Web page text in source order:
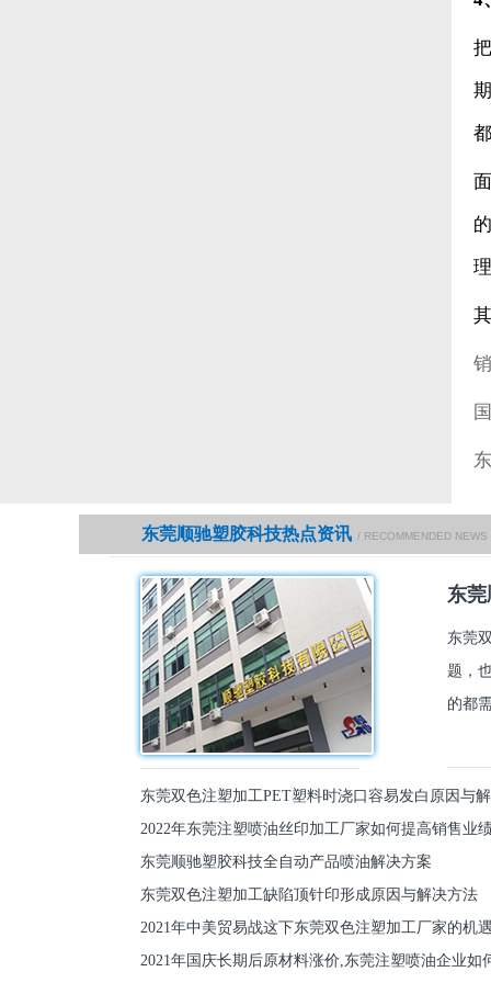
东莞顺驰塑胶科技热点资讯 / RECOMMENDED NEWS
东莞
东莞
题，
的都
东莞双色注塑加工PET塑料时浇口容易发白原因与
2022年东莞注塑喷油丝印加工厂家如何提高销售业
东莞顺驰塑胶科技全自动产品喷油解决方案
东莞双色注塑加工缺陷顶针印形成原因与解决方法
2021年中美贸易战这下东莞双色注塑加工厂家的机
2021年国庆长期后原材料涨价,东莞注塑喷油企业如